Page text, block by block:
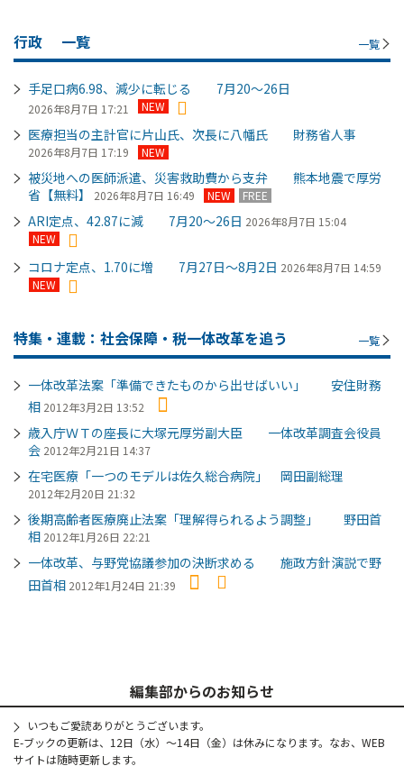
行政 一覧 一覧
手足口病6.98、減少に転じる 7月20～26日
2026年8月7日 17:21 NEW
医療担当の主計官に片山氏、次長に八幡氏 財務省人事
2026年8月7日 17:19 NEW
被災地への医師派遣、災害救助費から支弁 熊本地震で厚労
省【無料】
2026年8月7日 16:49 NEW FREE
ARI定点、42.87に減 7月20～26日 2026年8月7日 15:04
NEW
コロナ定点、1.70に増 7月27日～8月2日 2026年8月7日 14:59
NEW
特集・連載：社会保障・税一体改革を追う 一覧
一体改革法案「準備できたものから出せばいい」 安住財務
相 2012年3月2日 13:52
歳入庁ＷＴの座長に大塚元厚労副大臣 一体改革調査会役員
会 2012年2月21日 14:37
在宅医療「一つのモデルは佐久総合病院」 岡田副総理
2012年2月20日 21:32
後期高齢者医療廃止法案「理解得られるよう調整」 野田首
相 2012年1月26日 22:21
一体改革、与野党協議参加の決断求める 施政方針演説で野
田首相 2012年1月24日 21:39
編集部からのお知らせ
いつもご愛読ありがとうございます。
E-ブックの更新は、12日（水）～14日（金）は休みになります。なお、WEB
サイトは随時更新します。